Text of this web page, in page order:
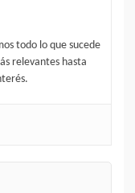
todo lo que sucede
relevantes hasta